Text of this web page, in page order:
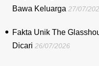
Bawa Keluarga 27/07/
Fakta Unik The
Dicari 26/07/2026